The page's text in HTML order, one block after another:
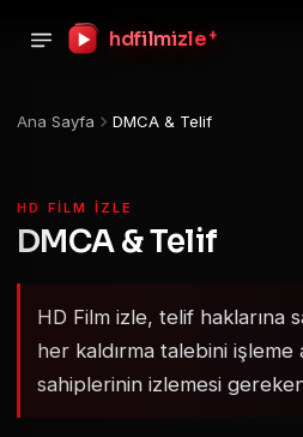
hdfilmizle +
Ana Sayfa DMCA & Telif
HD FILM IZLE
DMCA & Telif
HD Film izle, telif haklarına
her kaldırma talebini işleme
sahiplerinin izlemesi